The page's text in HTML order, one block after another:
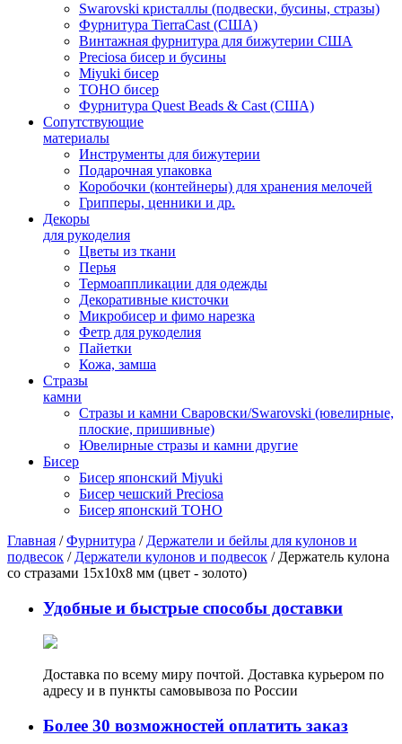
Swarovski кристаллы (подвески, бусины, стразы)
Фурнитура TierraCast (США)
Винтажная фурнитура для бижутерии США
Preciosa бисер и бусины
Miyuki бисер
TOHO бисер
Фурнитура Quest Beads & Cast (США)
Сопутствующие
материалы
Инструменты для бижутерии
Подарочная упаковка
Коробочки (контейнеры) для хранения мелочей
Грипперы, ценники и др.
Декоры
для рукоделия
Цветы из ткани
Перья
Термоаппликации для одежды
Декоративные кисточки
Микробисер и фимо нарезка
Фетр для рукоделия
Пайетки
Кожа, замша
Стразы
камни
Стразы и камни Сваровски/Swarovski (ювелирные,
плоские, пришивные)
Ювелирные стразы и камни другие
Бисер
Бисер японский Miyuki
Бисер чешский Preciosa
Бисер японский TOHO
Главная /Фурнитура / Держатели и бейлы для кулонов и
подвесок / Держатели кулонов и подвесок / Держатель кулона
со стразами 15х10х8 мм (цвет - золото)
Удобные и быстрые способы доставки
Доставка по всему миру почтой. Доставка курьером по
адресу и в пункты самовывоза по России
Более 30 возможностей оплатить заказ